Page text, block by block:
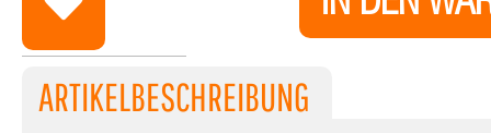
ARTIKELBESCHREIBUNG